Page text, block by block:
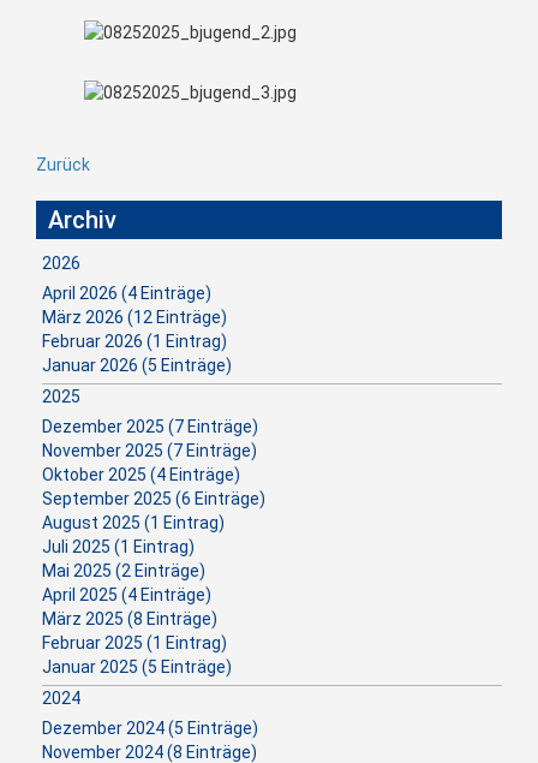
Zurück
Archiv
2026
April 2026 (4 Einträge)
März 2026 (12 Einträge)
Februar 2026 (1 Eintrag)
Januar 2026 (5 Einträge)
2025
Dezember 2025 (7 Einträge)
November 2025 (7 Einträge)
Oktober 2025 (4 Einträge)
September 2025 (6 Einträge)
August 2025 (1 Eintrag)
Juli 2025 (1 Eintrag)
Mai 2025 (2 Einträge)
April 2025 (4 Einträge)
März 2025 (8 Einträge)
Februar 2025 (1 Eintrag)
Januar 2025 (5 Einträge)
2024
Dezember 2024 (5 Einträge)
November 2024 (8 Einträge)